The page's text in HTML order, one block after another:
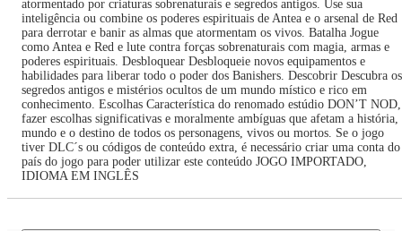
atormentado por criaturas sobrenaturais e segredos antigos. Use sua
inteligência ou combine os poderes espirituais de Antea e o arsenal de Red
para derrotar e banir as almas que atormentam os vivos. Batalha Jogue
como Antea e Red e lute contra forças sobrenaturais com magia, armas e
poderes espirituais. Desbloquear Desbloqueie novos equipamentos e
habilidades para liberar todo o poder dos Banishers. Descobrir Descubra os
segredos antigos e mistérios ocultos de um mundo místico e rico em
conhecimento. Escolhas Característica do renomado estúdio DON’T NOD,
fazer escolhas significativas e moralmente ambíguas que afetam a história,
mundo e o destino de todos os personagens, vivos ou mortos. Se o jogo
tiver DLC´s ou códigos de conteúdo extra, é necessário criar uma conta do
país do jogo para poder utilizar este conteúdo JOGO IMPORTADO,
IDIOMA EM INGLÊS